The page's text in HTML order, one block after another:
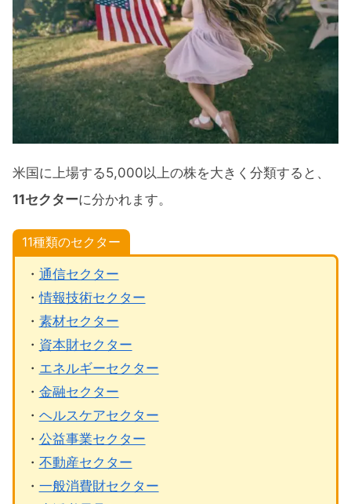
較
おすすめのセクターETF11銘柄
米国株12月のセクター別パフォーマンス ま
とめ
米国に上場する5,000以上の株を大きく分類すると、
11セクターに分かれます。
11種類のセクター
・ 通信セクター
・情報技術セクター
・ 素材セクター
・ 資本財セクター
・ エネルギーセクター
・ 金融セクター
・ ヘルスケアセクター
・ 公益事業セクター
・ 不動産セクター
・ 一般消費財セクター